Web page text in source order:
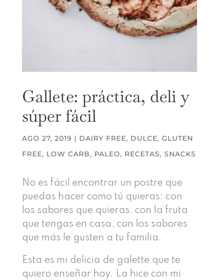
Gallete: práctica, deli y
súper fácil
AGO 27, 2019 | DAIRY FREE, DULCE, GLUTEN
FREE, LOW CARB, PALEO, RECETAS, SNACKS
No es fácil encontrar un postre que
puedas hacer como tú quieras: con
los sabores que quieras, con la fruta
que tengas en casa, con los sabores
que más le gusten a tu familia.
Esta es mi delicia de galette que te
quiero enseñar hoy. La hice con mi